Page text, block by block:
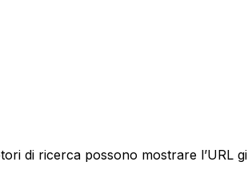
di ricerca possono mostrare l’URL